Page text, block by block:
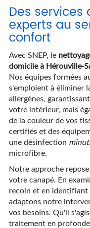
Des
experts au
confort
Avec SNEP, le
domicile à Hérouville-
Nos équipes formées
s'emploient à éliminer
allergènes,
votre intérieur, mais
de la couleur de vos
certifiés et des
une désinfection
microfibre.
Notre approche
votre canapé. En
recoin et en identifiant
adaptons notre
vos besoins. Qu'il
traitement en